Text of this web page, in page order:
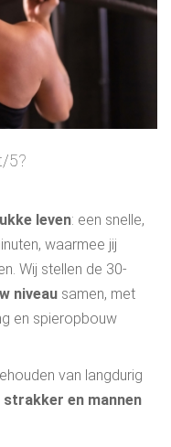
5?
leven: een snelle,
waarmee jij
Wij stellen de 30-
niveau samen, met
en spieropbouw
van langdurig
en mannen